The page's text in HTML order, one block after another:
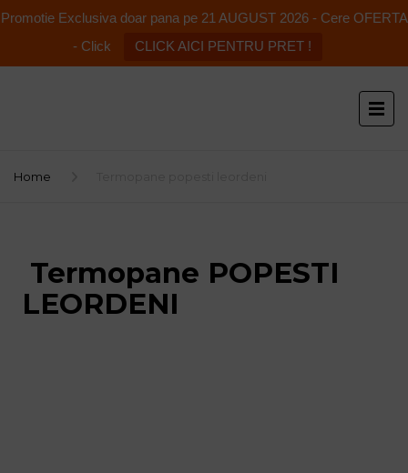
Promotie Exclusiva doar pana pe 21 AUGUST 2026 - Cere OFERTA
- Click
CLICK AICI PENTRU PRET !
Home
Termopane POPESTI
LEORDENI